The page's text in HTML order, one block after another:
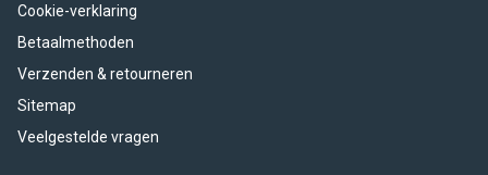
Cookie-verklaring
Betaalmethoden
Verzenden & retourneren
Sitemap
Veelgestelde vragen